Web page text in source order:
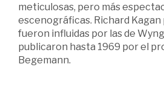
meticulosas, pero más
escenográficas. Richard
fueron influidas por las de
publicaron hasta 1969 por el
Begemann.